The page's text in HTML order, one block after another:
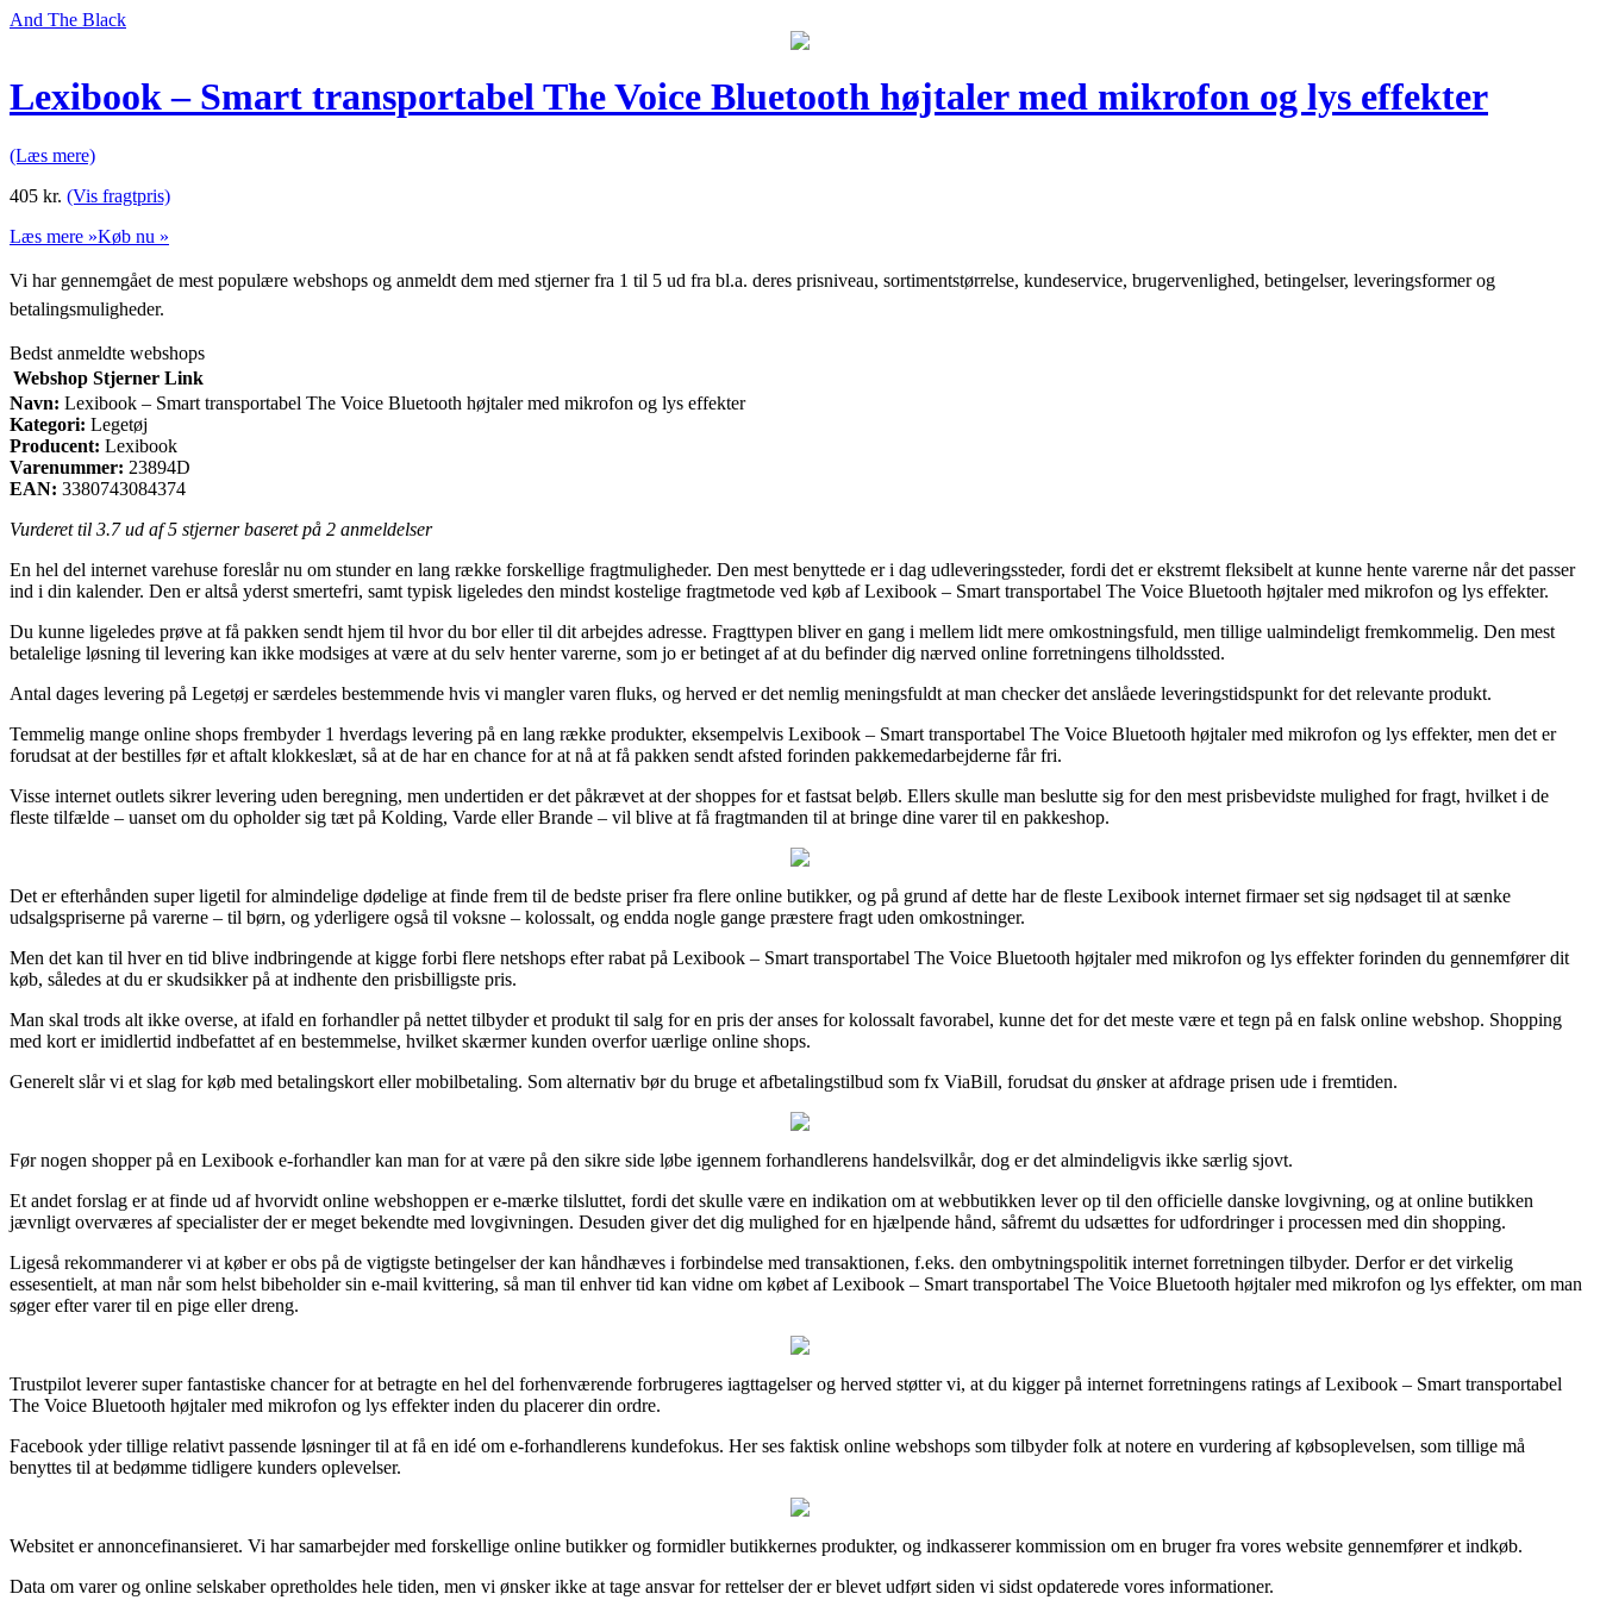
And The Black
Lexibook – Smart transportabel The Voice Bluetooth højtaler med mikrofon og lys effekter
(Læs mere)
405 kr. (Vis fragtpris)
Læs mere »Køb nu »
Vi har gennemgået de mest populære webshops og anmeldt dem med stjerner fra 1 til 5 ud fra bl.a. deres prisniveau, sortimentstørrelse, kundeservice, brugervenlighed, betingelser, leveringsformer og
betalingsmuligheder.
Bedst anmeldte webshops
Webshop Stjerner Link
Navn: Lexibook – Smart transportabel The Voice Bluetooth højtaler med mikrofon og lys effekter
Kategori: Legetøj
Producent: Lexibook
Varenummer: 23894D
EAN: 3380743084374
Vurderet til 3.7ud af 5 stjerner baseret på 2 anmeldelser
En hel del internet varehuse foreslår nu om stunder en lang række forskellige fragtmuligheder. Den mest benyttede er i dag udleveringssteder, fordi det er ekstremt fleksibelt at kunne hente varerne når det passer
ind i din kalender. Den er altså yderst smertefri, samt typisk ligeledes den mindst kostelige fragtmetode ved køb af Lexibook – Smart transportabel The Voice Bluetooth højtaler med mikrofon og lys effekter.
Du kunne ligeledes prøve at få pakken sendt hjem til hvor du bor eller til dit arbejdes adresse. Fragttypen bliver en gang i mellem lidt mere omkostningsfuld, men tillige ualmindeligt fremkommelig. Den mest
betalelige løsning til levering kan ikke modsiges at være at du selv henter varerne, som jo er betinget af at du befinder dig nærved online forretningens tilholdssted.
Antal dages levering på Legetøj er særdeles bestemmende hvis vi mangler varen fluks, og herved er det nemlig meningsfuldt at man checker det anslåede leveringstidspunkt for det relevante produkt.
Temmelig mange online shops frembyder 1 hverdags levering på en lang række produkter, eksempelvis Lexibook – Smart transportabel The Voice Bluetooth højtaler med mikrofon og lys effekter, men det er
forudsat at der bestilles før et aftalt klokkeslæt, så at de har en chance for at nå at få pakken sendt afsted forinden pakkemedarbejderne får fri.
Visse internet outlets sikrer levering uden beregning, men undertiden er det påkrævet at der shoppes for et fastsat beløb. Ellers skulle man beslutte sig for den mest prisbevidste mulighed for fragt, hvilket i de
fleste tilfælde – uanset om du opholder sig tæt på Kolding, Varde eller Brande – vil blive at få fragtmanden til at bringe dine varer til en pakkeshop.
Det er efterhånden super ligetil for almindelige dødelige at finde frem til de bedste priser fra flere online butikker, og på grund af dette har de fleste Lexibook internet firmaer set sig nødsaget til at sænke
udsalgspriserne på varerne – til børn, og yderligere også til voksne – kolossalt, og endda nogle gange præstere fragt uden omkostninger.
Men det kan til hver en tid blive indbringende at kigge forbi flere netshops efter rabat på Lexibook – Smart transportabel The Voice Bluetooth højtaler med mikrofon og lys effekter forinden du gennemfører dit
køb, således at du er skudsikker på at indhente den prisbilligste pris.
Man skal trods alt ikke overse, at ifald en forhandler på nettet tilbyder et produkt til salg for en pris der anses for kolossalt favorabel, kunne det for det meste være et tegn på en falsk online webshop. Shopping
med kort er imidlertid indbefattet af en bestemmelse, hvilket skærmer kunden overfor uærlige online shops.
Generelt slår vi et slag for køb med betalingskort eller mobilbetaling. Som alternativ bør du bruge et afbetalingstilbud som fx ViaBill, forudsat du ønsker at afdrage prisen ude i fremtiden.
Før nogen shopper på en Lexibook e-forhandler kan man for at være på den sikre side løbe igennem forhandlerens handelsvilkår, dog er det almindeligvis ikke særlig sjovt.
Et andet forslag er at finde ud af hvorvidt online webshoppen er e-mærke tilsluttet, fordi det skulle være en indikation om at webbutikken lever op til den officielle danske lovgivning, og at online butikken
jævnligt overværes af specialister der er meget bekendte med lovgivningen. Desuden giver det dig mulighed for en hjælpende hånd, såfremt du udsættes for udfordringer i processen med din shopping.
Ligeså rekommanderer vi at køber er obs på de vigtigste betingelser der kan håndhæves i forbindelse med transaktionen, f.eks. den ombytningspolitik internet forretningen tilbyder. Derfor er det virkelig
essesentielt, at man når som helst bibeholder sin e-mail kvittering, så man til enhver tid kan vidne om købet af Lexibook – Smart transportabel The Voice Bluetooth højtaler med mikrofon og lys effekter, om man
søger efter varer til en pige eller dreng.
Trustpilot leverer super fantastiske chancer for at betragte en hel del forhenværende forbrugeres iagttagelser og herved støtter vi, at du kigger på internet forretningens ratings af Lexibook – Smart transportabel
The Voice Bluetooth højtaler med mikrofon og lys effekter inden du placerer din ordre.
Facebook yder tillige relativt passende løsninger til at få en idé om e-forhandlerens kundefokus. Her ses faktisk online webshops som tilbyder folk at notere en vurdering af købsoplevelsen, som tillige må
benyttes til at bedømme tidligere kunders oplevelser.
Websitet er annoncefinansieret. Vi har samarbejder med forskellige online butikker og formidler butikkernes produkter, og indkasserer kommission om en bruger fra vores website gennemfører et indkøb.
Data om varer og online selskaber opretholdes hele tiden, men vi ønsker ikke at tage ansvar for rettelser der er blevet udført siden vi sidst opdaterede vores informationer.